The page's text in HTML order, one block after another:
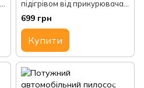
підігрівом від прикурювача
підігрів сидінь Vitol ZL8266
BK (117х50см)
699 грн
Купити